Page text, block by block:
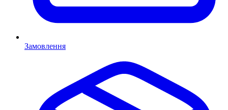
Замовлення